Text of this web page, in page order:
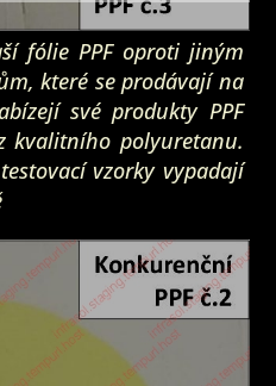
fólie PPF oproti jiným
které se prodávají na
své produkty PPF
kvalitního polyuretanu.
vzorky vypadají